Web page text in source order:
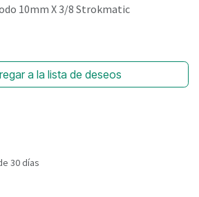
10mm X 3/8 Strokmatic
a la lista de deseos
30 días